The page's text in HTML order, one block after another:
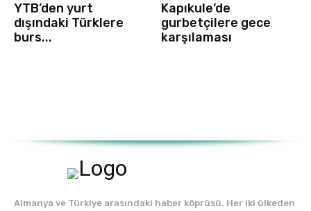
YTB’den yurt
dışındaki Türklere
burs...
Kapıkule’de
gurbetçilere gece
karşılaması
Almanya ve Türkiye arasındaki haber köprüsü. Her iki ülkeden